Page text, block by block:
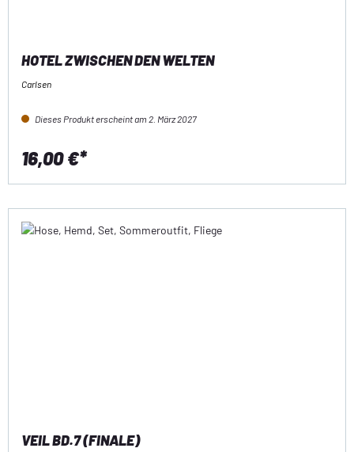
HOTEL ZWISCHEN DEN WELTEN
Carlsen
Dieses Produkt erscheint am 2. März 2027
16,00 €*
VEIL BD.7 (FINALE)